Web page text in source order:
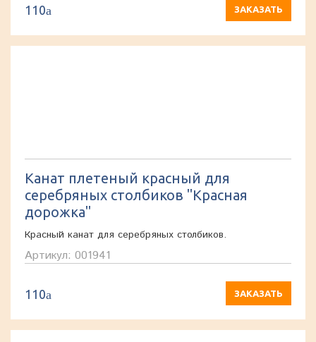
110a ЗАКАЗАТЬ
Канат плетеный красный для
серебряных столбиков "Красная
дорожка"
Красный канат для серебряных столбиков.
Артикул: 001941
110a ЗАКАЗАТЬ